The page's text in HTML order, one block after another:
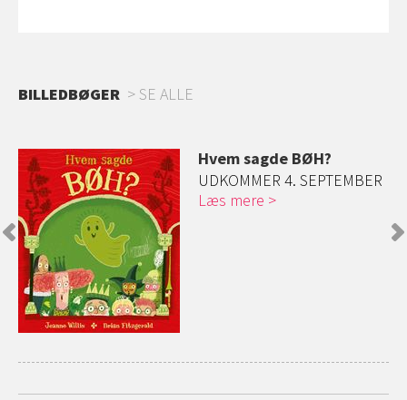
BILLEDBØGER SE ALLE
Hvem sagde BØH?
UDKOMMER 4. SEPTEMBER
Læs mere